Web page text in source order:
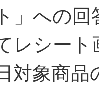
」への
レシー
対象商